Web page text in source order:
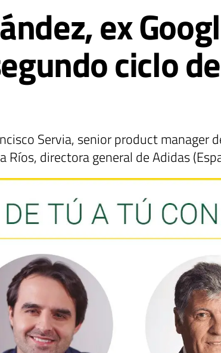
ex
ciclo
Servia, senior product manager
directora general de Adidas